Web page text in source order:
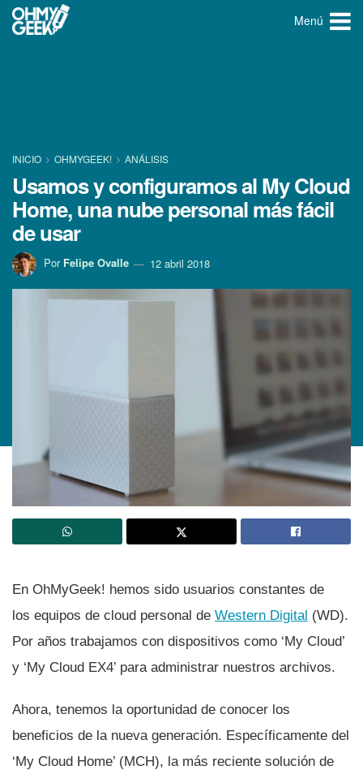
Menú
INICIO OHMYGEEK! ANÁLISIS
Usamos y configuramos al My Cloud
Home, una nube personal más fácil
de usar
Por Felipe Ovalle 12 abril 2018
En OhMyGeek! hemos sido usuarios constantes de
los equipos de cloud personal de Western Digital (WD).
Por años trabajamos con dispositivos como ‘My Cloud’
y ‘My Cloud EX4’ para administrar nuestros archivos.
Ahora, tenemos la oportunidad de conocer los
beneficios de la nueva generación. Especí­ficamente del
‘My Cloud Home’ (MCH), la más reciente solución de